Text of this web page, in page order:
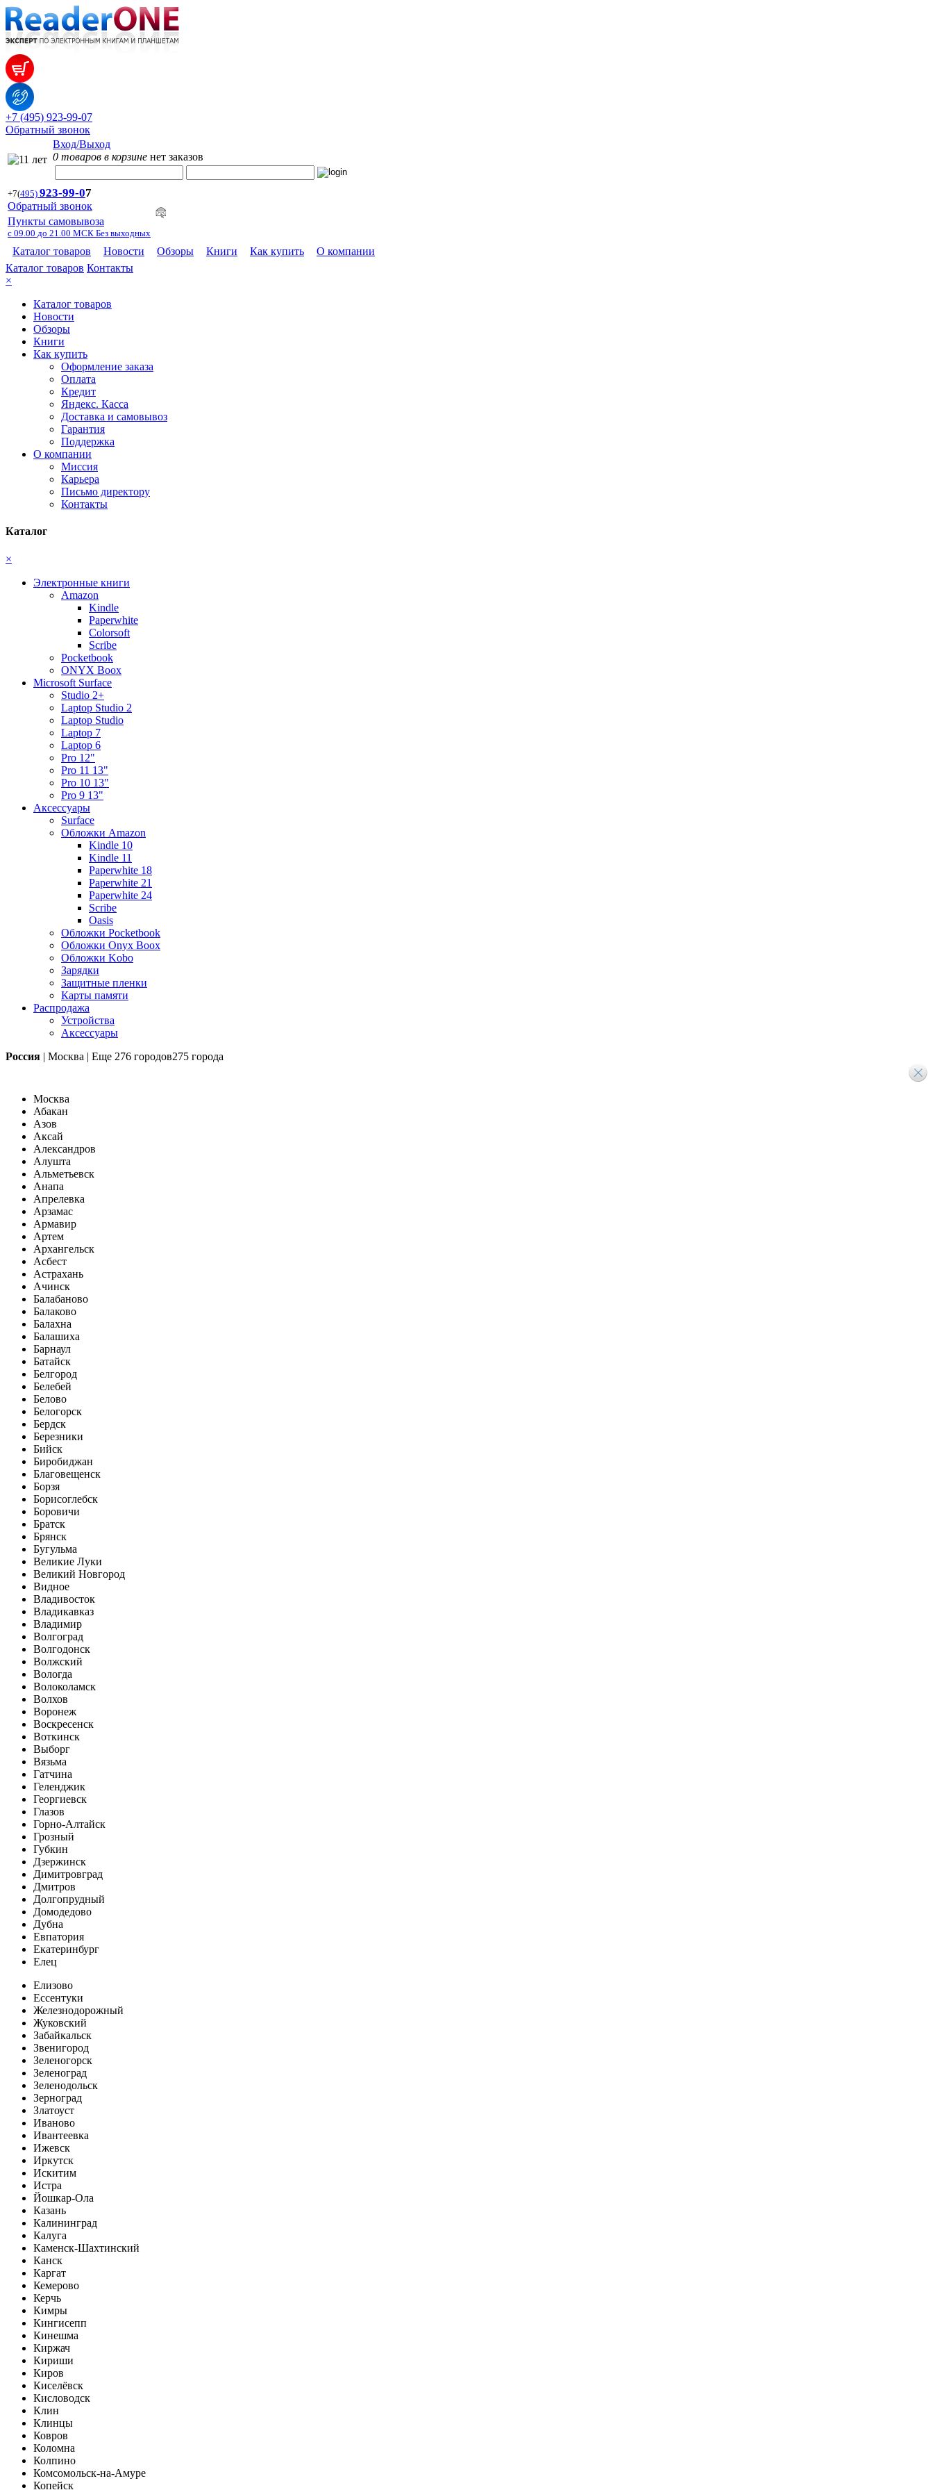
+7 (495) 923-99-07
Обратный звонок
Вход/Выход
0 товаров в корзине нет заказов
+7(495) 923-99-07
Обратный звонок
Пункты самовывоза
с 09.00 до 21.00 МСК Без выходных
Каталог товаров Новости Обзоры Книги Как купить
О компании
Каталог товаров Контакты
×
Каталог товаров
Новости
Обзоры
Книги
Как купить
Оформление заказа
Оплата
Кредит
Яндекс. Касса
Доставка и самовывоз
Гарантия
Поддержка
О компании
Миссия
Карьера
Письмо директору
Контакты
Каталог
×
Электронные книги
Amazon
Kindle
Paperwhite
Colorsoft
Scribe
Pocketbook
ONYX Boox
Microsoft Surface
Studio 2+
Laptop Studio 2
Laptop Studio
Laptop 7
Laptop 6
Pro 12"
Pro 11 13"
Pro 10 13"
Pro 9 13"
Аксессуары
Surface
Обложки Amazon
Kindle 10
Kindle 11
Paperwhite 18
Paperwhite 21
Paperwhite 24
Scribe
Oasis
Обложки Pocketbook
Обложки Onyx Boox
Обложки Kobo
Зарядки
Защитные пленки
Карты памяти
Распродажа
Устройства
Аксессуары
Россия | Москва | Еще 276 городов275 города
Москва
Абакан
Азов
Аксай
Александров
Алушта
Альметьевск
Анапа
Апрелевка
Арзамас
Армавир
Артем
Архангельск
Асбест
Астрахань
Ачинск
Балабаново
Балаково
Балахна
Балашиха
Барнаул
Батайск
Белгород
Белебей
Белово
Белогорск
Бердск
Березники
Бийск
Биробиджан
Благовещенск
Борзя
Борисоглебск
Боровичи
Братск
Брянск
Бугульма
Великие Луки
Великий Новгород
Видное
Владивосток
Владикавказ
Владимир
Волгоград
Волгодонск
Волжский
Вологда
Волоколамск
Волхов
Воронеж
Воскресенск
Воткинск
Выборг
Вязьма
Гатчина
Геленджик
Георгиевск
Глазов
Горно-Алтайск
Грозный
Губкин
Дзержинск
Димитровград
Дмитров
Долгопрудный
Домодедово
Дубна
Евпатория
Екатеринбург
Елец
Елизово
Ессентуки
Железнодорожный
Жуковский
Забайкальск
Звенигород
Зеленогорск
Зеленоград
Зеленодольск
Зерноград
Златоуст
Иваново
Ивантеевка
Ижевск
Иркутск
Искитим
Истра
Йошкар-Ола
Казань
Калининград
Калуга
Каменск-Шахтинский
Канск
Каргат
Кемерово
Керчь
Кимры
Кингисепп
Кинешма
Киржач
Кириши
Киров
Киселёвск
Кисловодск
Клин
Клинцы
Ковров
Коломна
Колпино
Комсомольск-на-Амуре
Копейск